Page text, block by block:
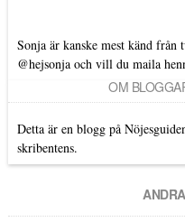
Sonja är kanske mest känd
@hejsonjaoch vill du maila
OM
Detta är en blogg på
skribentens.